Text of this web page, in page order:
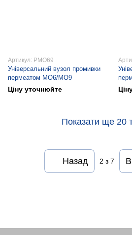
Артикул: PMO69
Універсальний вузол промивки
пермеатом MO6/MO9
Ціну уточнюйте
Показати ще 20
Назад 2 з 7